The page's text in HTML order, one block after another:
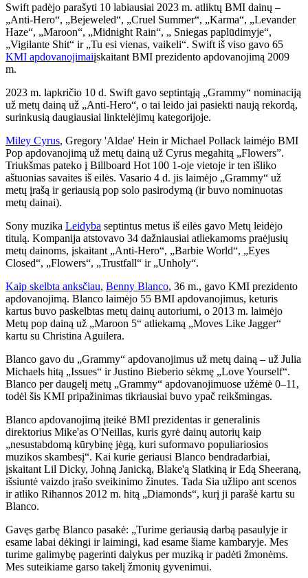
Swift padėjo parašyti 10 labiausiai 2023 m. atliktų BMI dainų –
„Anti-Hero“, „Bejeweled“, „Cruel Summer“, „Karma“, „Levander
Haze“, „Maroon“, „Midnight Rain“, „ Sniegas paplūdimyje“,
„Vigilante Shit“ ir „Tu esi vienas, vaikeli“. Swift iš viso gavo 65
KMI apdovanojimaiįskaitant BMI prezidento apdovanojimą 2009
m.
2023 m. lapkričio 10 d. Swift gavo septintąją „Grammy“ nominaciją
už metų dainą už „Anti-Hero“, o tai leido jai pasiekti naują rekordą,
surinkusią daugiausiai linktelėjimų kategorijoje.
Miley Cyrus, Gregory 'Aldae' Hein ir Michael Pollack laimėjo BMI
Pop apdovanojimą už metų dainą už Cyrus megahitą „Flowers”.
Triukšmas pateko į Billboard Hot 100 1-oje vietoje ir ten išliko
aštuonias savaites iš eilės. Vasario 4 d. jis laimėjo „Grammy“ už
metų įrašą ir geriausią pop solo pasirodymą (ir buvo nominuotas
metų dainai).
Sony muzika Leidyba septintus metus iš eilės gavo Metų leidėjo
titulą. Kompanija atstovavo 34 dažniausiai atliekamoms praėjusių
metų dainoms, įskaitant „Anti-Hero“, „Barbie World“, „Eyes
Closed“, „Flowers“, „Trustfall“ ir „Unholy“.
Kaip skelbta anksčiau, Benny Blanco, 36 m., gavo KMI prezidento
apdovanojimą. Blanco laimėjo 55 BMI apdovanojimus, keturis
kartus buvo paskelbtas metų dainų autoriumi, o 2013 m. laimėjo
Metų pop dainą už „Maroon 5“ atliekamą „Moves Like Jagger“
kartu su Christina Aguilera.
Blanco gavo du „Grammy“ apdovanojimus už metų dainą – už Julia
Michaels hitą „Issues“ ir Justino Bieberio sėkmę „Love Yourself“.
Blanco per daugelį metų „Grammy“ apdovanojimuose užėmė 0–11,
todėl šis KMI pripažinimas tikriausiai buvo ypač reikšmingas.
Blanco apdovanojimą įteikė BMI prezidentas ir generalinis
direktorius Mike'as O'Neillas, kuris gyrė dainų autorių kaip
„nesustabdomą kūrybinę jėgą, kuri suformavo populiariosios
muzikos skambesį“. Kai kurie geriausi Blanco bendradarbiai,
įskaitant Lil Dicky, Johną Janicką, Blake'ą Slatkiną ir Edą Sheeraną,
išsiuntė vaizdo įrašo sveikinimo žinutes. Tada Sia užlipo ant scenos
ir atliko Rihannos 2012 m. hitą „Diamonds“, kurį ji parašė kartu su
Blanco.
Gavęs garbę Blanco pasakė: „Turime geriausią darbą pasaulyje ir
esame labai dėkingi ir laimingi, kad esame šiame kambaryje. Mes
turime galimybę pagerinti dalykus per muziką ir padėti žmonėms.
Mes suteikiame garso takelį žmonių gyvenimui.